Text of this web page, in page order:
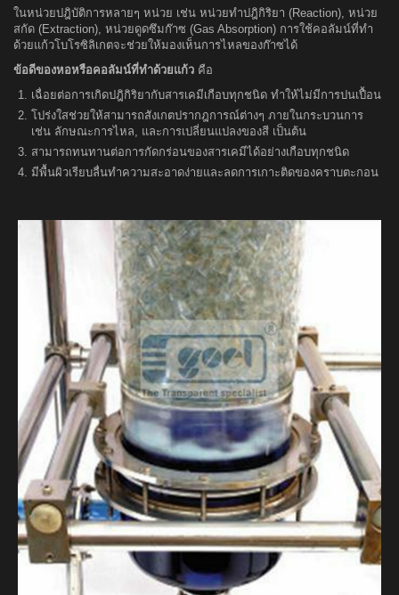
ในหน่วยปฎิบัติการหลายๆ หน่วย เช่น หน่วยทำปฎิกิริยา (Reaction), หน่วย
สกัด (Extraction), หน่วยดูดซึมก๊าซ (Gas Absorption) การใช้คอลัมน์ที่ทำ
ด้วยแก้วโบโรซิลิเกตจะช่วยให้มองเห็นการไหลของก๊าซได้
ข้อดีของหอหรือคอลัมน์ที่ทำด้วยแก้ว คือ
เฉื่อยต่อการเกิดปฎิกิริยากับสารเคมีเกือบทุกชนิด ทำให้ไม่มีการปนเปื้อน
โปร่งใสช่วยให้สามารถสังเกตปรากฎการณ์ต่างๆ ภายในกระบวนการ
เช่น ลักษณะการไหล, และการเปลี่ยนแปลงของสี เป็นต้น
สามารถทนทานต่อการกัดกร่อนของสารเคมีได้อย่างเกือบทุกชนิด
มีพื้นผิวเรียบลื่นทำความสะอาดง่ายและลดการเกาะติดของคราบตะกอน